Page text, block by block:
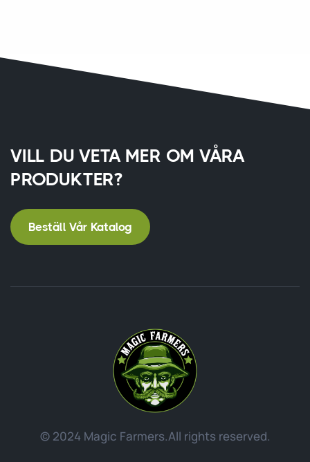
VILL DU VETA MER OM VÅRA
PRODUKTER?
Beställ Vår Katalog
© 2024 Magic Farmers.All rights reserved.